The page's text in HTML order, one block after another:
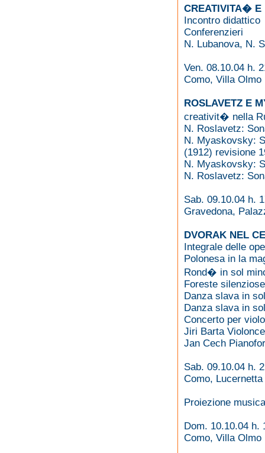
CREATIVITA� E
Incontro didattico
Conferenzieri
N. Lubanova, N.
Ven. 08.10.04 h.
Como, Villa Olmo
ROSLAVETZ E
creativit� nella
N. Roslavetz:
N. Myaskovsky:
(1912) revisione
N. Myaskovsky:
N. Roslavetz:
Sab. 09.10.04 h.
Gravedona,
DVORAK NEL
Integrale delle
Polonesa in la
Rond� in sol
Foreste silenziose
Danza slava in
Danza slava in
Concerto per
Jiri Barta
Jan Cech
Sab. 09.10.04 h.
Como, Lucernetta
Proiezione
Dom. 10.10.04 h.
Como, Villa Olmo